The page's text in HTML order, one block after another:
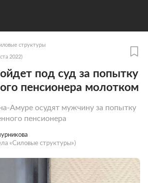
структуры
2022)
под суд за попытку
пенсионера молотком
Амуре осудят мужчину за попытку
пенсионера
«Силовые структуры»)